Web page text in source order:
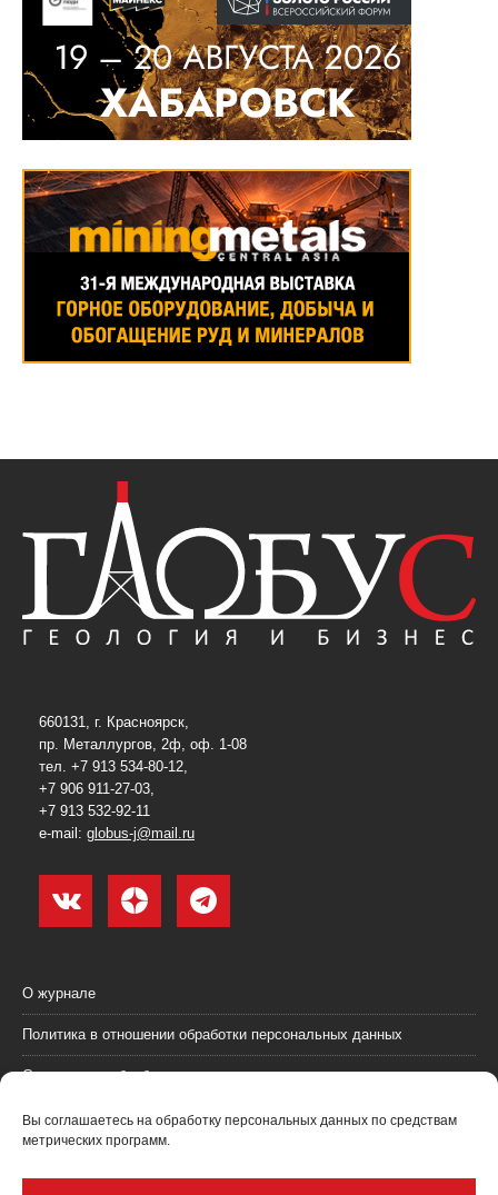
Вы соглашаетесь на обработку персональных данных по средствам
метрических программ.
660131, г. Красноярск,
пр. Металлургов, 2ф, оф. 1-08
тел. +7 913 534-80-12,
+7 906 911-27-03,
+7 913 532-92-11
e-mail: globus-j@mail.ru
О журнале
Политика в отношении обработки персональных данных
Согласие на обработку персональных данных
Пользовательское соглашение (оферта)